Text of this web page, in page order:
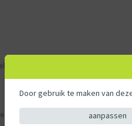
bekend
de klantfoto’s
Door gebruik te maken van
aanpassen